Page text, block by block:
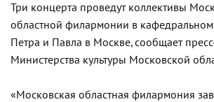
Три концерта проведут коллективы
областной филармонии в
Петра и Павла в Москве, сообщает
Министерства культуры Московской
«Московская областная филармония